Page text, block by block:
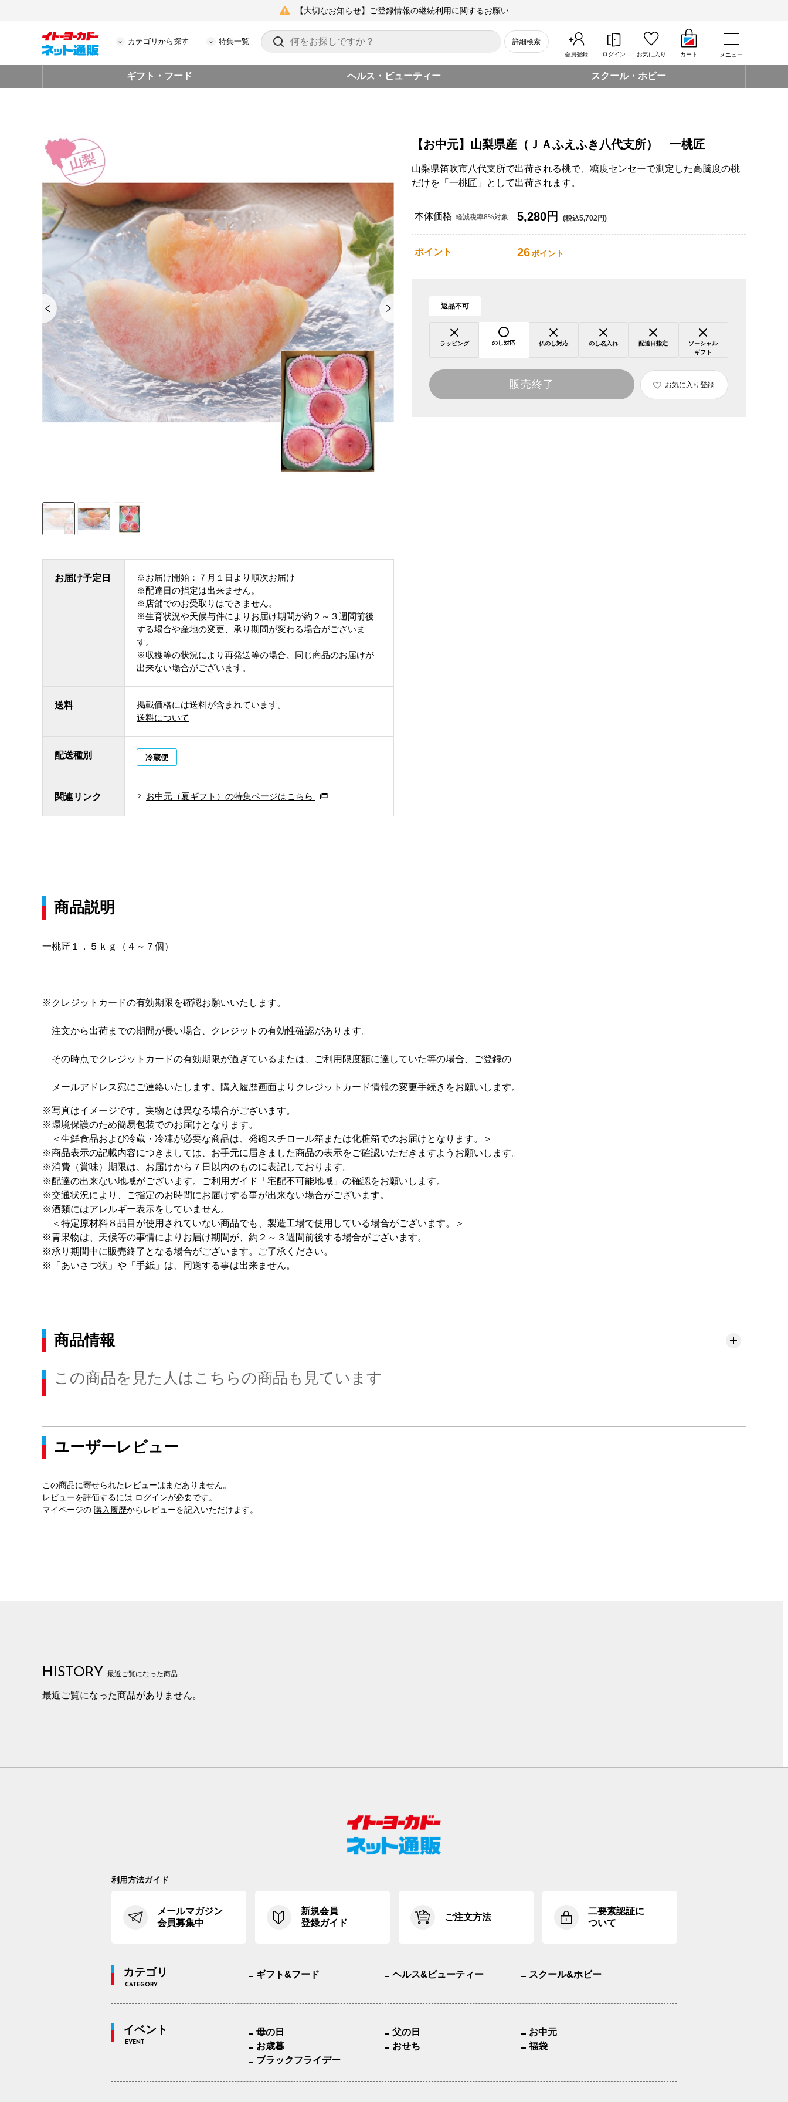
【大切なお知らせ】ご登録情報の継続利用に関するお願い
カテゴリから探す 特集一覧 詳細検索
会員登録 ログイン お気に入り カート メニュー
ギフト・フード ヘルス・ビューティー スクール・ホビー
お届け予定日
※お届け開始：７月１日より順次お届け
※配達日の指定は出来ません。
※店舗でのお受取りはできません。
※生育状況や天候与件によりお届け期間が約２～３週間前後
する場合や産地の変更、承り期間が変わる場合がございま
す。
※収穫等の状況により再発送等の場合、同じ商品のお届けが
出来ない場合がございます。
送料
掲載価格には送料が含まれています。
送料について
配送種別 冷蔵便
関連リンク お中元（夏ギフト）の特集ページはこちら
【お中元】山梨県産（ＪＡふえふき八代支所） 一桃匠
山梨県笛吹市八代支所で出荷される桃で、糖度センセーで測定した高騰度の桃
だけを「一桃匠」として出荷されます。
本体価格 軽減税率8%対象 5,280円 (税込5,702円)
ポイント 26ポイント
返品不可
ラッピング のし対応 仏のし対応 のし名入れ 配送日指定
ソーシャル
ギフト
販売終了 お気に入り登録
商品説明
一桃匠１．５ｋｇ（４～７個）
※クレジットカードの有効期限を確認お願いいたします。
注文から出荷までの期間が長い場合、クレジットの有効性確認があります。
その時点でクレジットカードの有効期限が過ぎているまたは、ご利用限度額に達していた等の場合、ご登録の
メールアドレス宛にご連絡いたします。購入履歴画面よりクレジットカード情報の変更手続きをお願いします。
※写真はイメージです。実物とは異なる場合がございます。
※環境保護のため簡易包装でのお届けとなります。
＜生鮮食品および冷蔵・冷凍が必要な商品は、発砲スチロール箱または化粧箱でのお届けとなります。＞
※商品表示の記載内容につきましては、お手元に届きました商品の表示をご確認いただきますようお願いします。
※消費（賞味）期限は、お届けから７日以内のものに表記しております。
※配達の出来ない地域がございます。ご利用ガイド「宅配不可能地域」の確認をお願いします。
※交通状況により、ご指定のお時間にお届けする事が出来ない場合がございます。
※酒類にはアレルギー表示をしていません。
＜特定原材料８品目が使用されていない商品でも、製造工場で使用している場合がございます。＞
※青果物は、天候等の事情によりお届け期間が、約２～３週間前後する場合がございます。
※承り期間中に販売終了となる場合がございます。ご了承ください。
※「あいさつ状」や「手紙」は、同送する事は出来ません。
商品情報
この商品を見た人はこちらの商品も見ています
ユーザーレビュー
この商品に寄せられたレビューはまだありません。
レビューを評価するには ログインが必要です。
マイページの 購入履歴からレビューを記入いただけます。
HISTORY 最近ご覧になった商品
最近ご覧になった商品がありません。
利用方法ガイド
メールマガジン
会員募集中
新規会員
登録ガイド
ご注文方法
二要素認証に
ついて
カテゴリ
CATEGORY
ギフト&フード ヘルス&ビューティー スクール&ホビー
イベント
EVENT
母の日 父の日
お中元
お歳暮
おせち
福袋
ブラックフライデー